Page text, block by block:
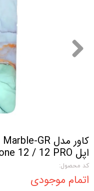
اپل iPhone 12 / 12 PRO
کد محصول:
اتمام موجودی